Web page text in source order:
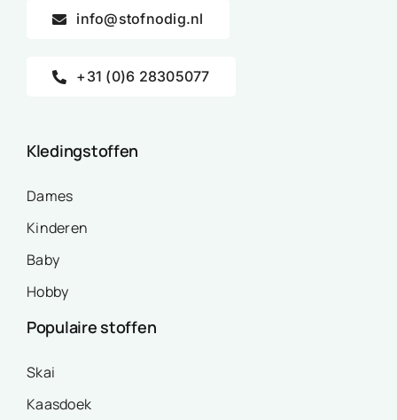
info@stofnodig.nl
+31 (0)6 28305077
Kledingstoffen
Dames
Kinderen
Baby
Hobby
Populaire stoffen
Skai
Kaasdoek